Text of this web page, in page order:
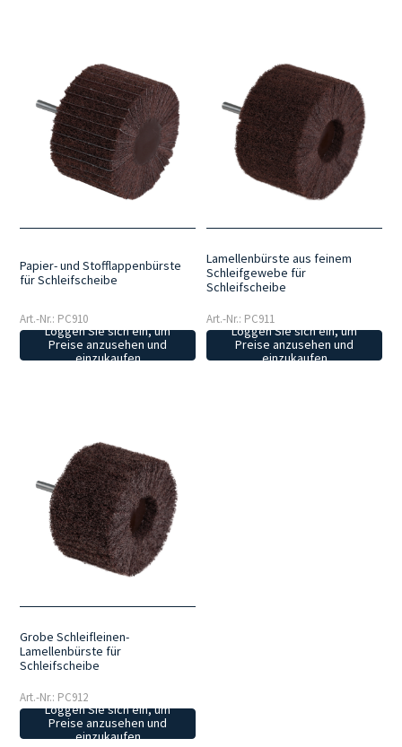
Papier- und Stofflappenbürste
für Schleifscheibe
Art.-Nr.: PC910
Loggen Sie sich ein, um
Preise anzusehen und
einzukaufen
Lamellenbürste aus feinem
Schleifgewebe für
Schleifscheibe
Art.-Nr.: PC911
Loggen Sie sich ein, um
Preise anzusehen und
einzukaufen
Grobe Schleifleinen-
Lamellenbürste für
Schleifscheibe
Art.-Nr.: PC912
Loggen Sie sich ein, um
Preise anzusehen und
einzukaufen